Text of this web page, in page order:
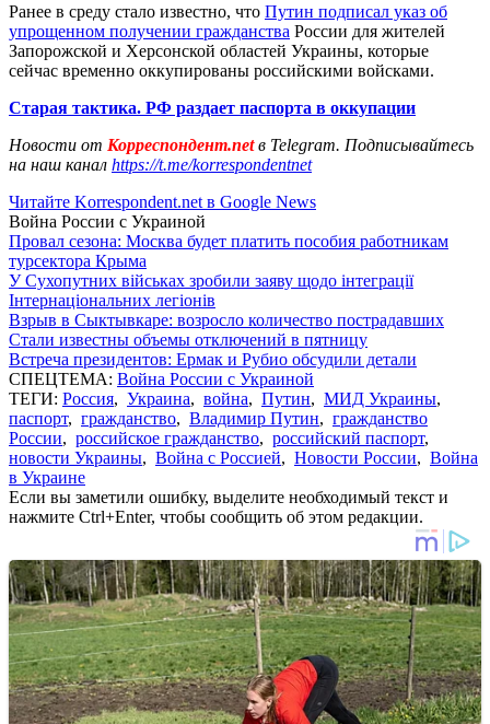
Ранее в среду стало известно, что Путин подписал указ об
упрощенном получении гражданства России для жителей
Запорожской и Херсонской областей Украины, которые
сейчас временно оккупированы российскими войсками.
Старая тактика. РФ раздает паспорта в оккупации
Новости от Корреспондент.netв Telegram. Подписывайтесь
на наш канал https://t.me/korrespondentnet
Читайте Korrespondent.net в Google News
Война России с Украиной
Провал сезона: Москва будет платить пособия работникам
турсектора Крыма
У Сухопутних військах зробили заяву щодо інтеграції
Інтернаціональних легіонів
Взрыв в Сыктывкаре: возросло количество пострадавших
Стали известны объемы отключений в пятницу
Встреча президентов: Ермак и Рубио обсудили детали
СПЕЦТЕМА: Война России с Украиной
ТЕГИ: Россия, Украина, война, Путин, МИД Украины,
паспорт, гражданство, Владимир Путин, гражданство
России, российское гражданство, российский паспорт,
новости Украины, Война с Россией, Новости России, Война
в Украине
Если вы заметили ошибку, выделите необходимый текст и
нажмите Ctrl+Enter, чтобы сообщить об этом редакции.